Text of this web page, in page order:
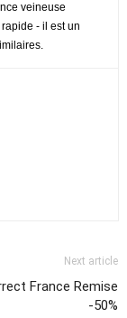
veineuse
- il est un
Next article
France Remise
-50%